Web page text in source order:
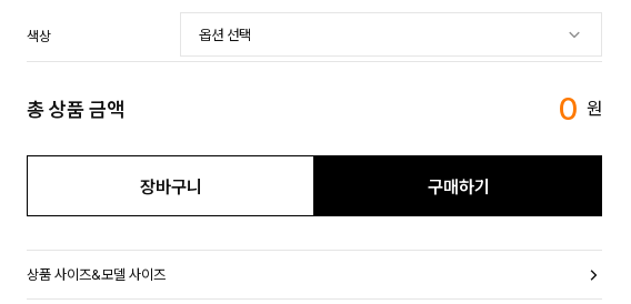
색상
총 상품 금액 0 원
장바구니 구매하기
상품 사이즈&모델 사이즈